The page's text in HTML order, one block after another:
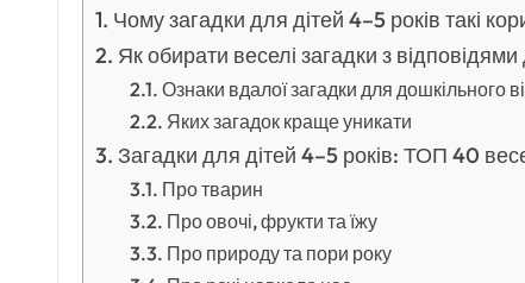
Чому загадки для дітей 4–5 років такі
Як обирати веселі загадки з
Ознаки вдалої загадки для дошкільного
Яких загадок краще уникати
Загадки для дітей 4–5 років: ТОП 40
Про тварин
Про овочі, фрукти та їжу
Про природу та пори року